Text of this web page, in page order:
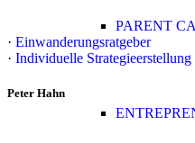
PARENT
· Einwanderungsratgeber
· Individuelle Strategieerstellung
Peter Hahn